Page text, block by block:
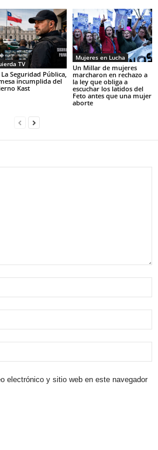
TV
Seguridad Pública,
incumplida del
Kast
Mujeres en Lucha
Un Millar de mujeres
marcharon en rechazo a
la ley que obliga a
escuchar los latidos del
Feto antes que una mujer
aborte
electrónico y sitio web en este navegador